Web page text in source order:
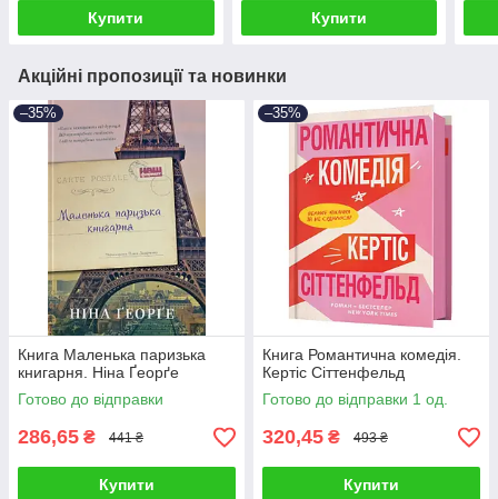
Купити Купити
Акційні пропозиції та новинки
–35%
Книга Маленька паризька
книгарня. Ніна Ґеорґе
Готово до відправки
286,65 ₴ 441 ₴
Купити
–35%
Книга Романтична комедія.
Кертіс Сіттенфельд
Готово до відправки 1 од.
320,45 ₴ 493 ₴
Купити